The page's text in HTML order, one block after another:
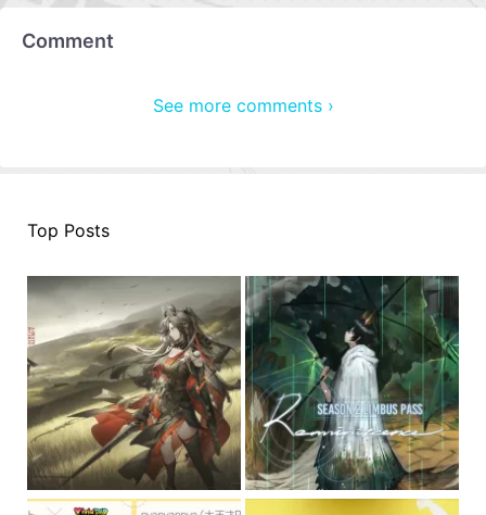
Comment
See more comments ›
Top Posts